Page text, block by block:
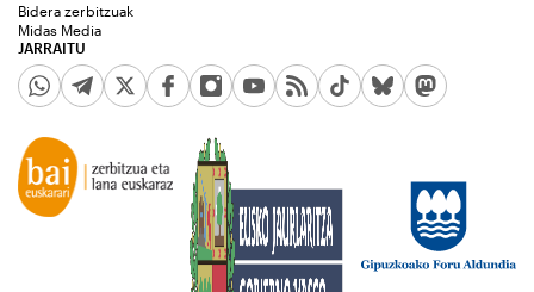
JARRAITU
Bidera zerbitzuak
Midas Media